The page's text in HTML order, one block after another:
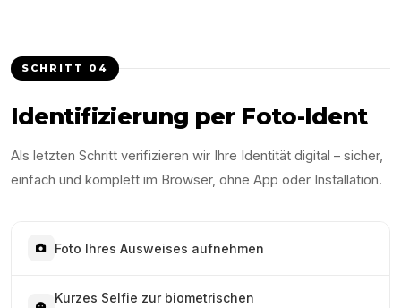
SCHRITT 04
Identifizierung per Foto-Ident
Als letzten Schritt verifizieren wir Ihre Identität digital – sicher,
einfach und komplett im Browser, ohne App oder Installation.
Foto Ihres Ausweises aufnehmen
Kurzes Selfie zur biometrischen